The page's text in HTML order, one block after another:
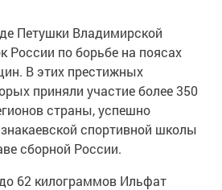
Петушки Владимирской
России по борьбе на поясах
В этих престижных
приняли участие более 350
страны, успешно
спортивной школы
сборной России.
62 килограммов Ильфат